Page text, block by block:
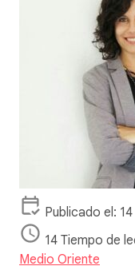
Publicado el:
14 Tiempo de
Medio Oriente